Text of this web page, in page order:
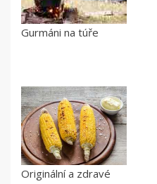
Gurmáni na túře
Originální a zdravé